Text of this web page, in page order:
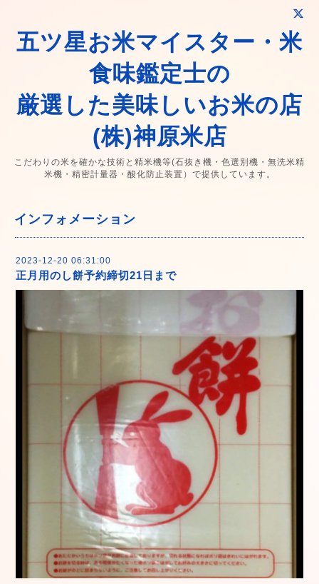
五ツ星お米マイスター・米
食味鑑定士の
厳選した美味しいお米の店
(株)神原米店
こだわりの米を確かな技術と精米機等(石抜き機・色選別機・無洗米精
米機・精密計量器・酸化防止装置）で提供しています。
インフォメーション
2023-12-20 06:31:00
正月用のし餅予約締切21日まで